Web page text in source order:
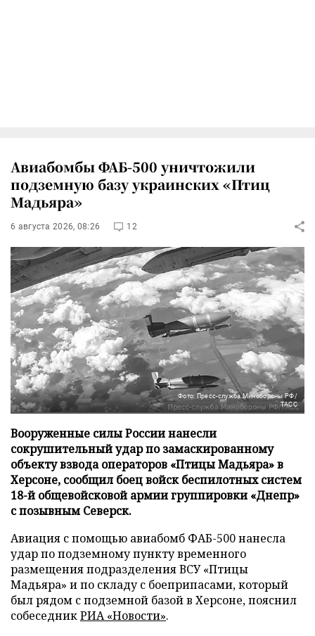
Авиабомбы ФАБ-500 уничтожили
подземную базу украинских «Птиц
Мадьяра»
6 августа 2026, 08:26 12
Фото: Пресс-служба Минобороны РФ/
ТАСС
Вооруженные силы России нанесли
сокрушительный удар по замаскированному
объекту взвода операторов «Птицы Мадьяра» в
Херсоне, сообщил боец войск беспилотных систем
18-й общевойсковой армии группировки «Днепр»
с позывным Северск.
Авиация с помощью авиабомб ФАБ-500 нанесла
удар по подземному пункту временного
размещения подразделения ВСУ «Птицы
Мадьяра» и по складу с боеприпасами, который
был рядом с подземной базой в Херсоне, пояснил
собеседникРИА «Новости».